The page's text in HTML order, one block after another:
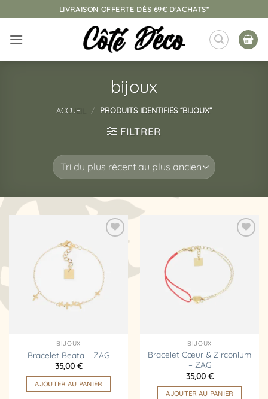
au
contenu
LIVRAISON OFFERTE DÈS 69€ D'ACHATS*
bijoux
ACCUEIL / PRODUITS IDENTIFIÉS “BIJOUX”
FILTRER
d’envies
BIJOUX
Bracelet Beata – ZAG
35,00 €
AJOUTER AU PANIER
d’envies
BIJOUX
Bracelet Cœur & Zirconium
– ZAG
35,00 €
AJOUTER AU PANIER